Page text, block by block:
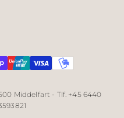
Middelfart - Tlf. +45 6440